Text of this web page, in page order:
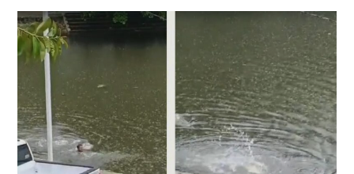
muestra
de
cocodrilo
tras
escapar
en
la
Laguna
de